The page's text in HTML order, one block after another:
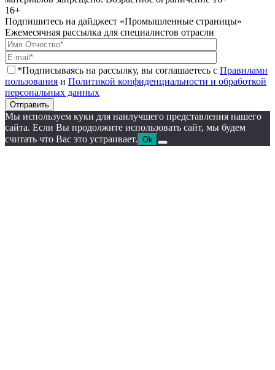
16+
Подпишитесь на дайджест «Промышленные страницы»
Ежемесячная рассылка для специалистов отрасли
*Подписываясь на рассылку, вы соглашаетесь с Правилами
пользования и Политикой конфиденциальности и обработкой
персональных данных
Отправить
Мы используем куки для наилучшего представления нашего
сайта. Если Вы продолжите использовать сайт, мы будем
считать что Вас это устраивает. Ok